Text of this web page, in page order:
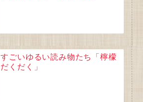
すごいゆるい読み物たち「檸檬
だくだく」